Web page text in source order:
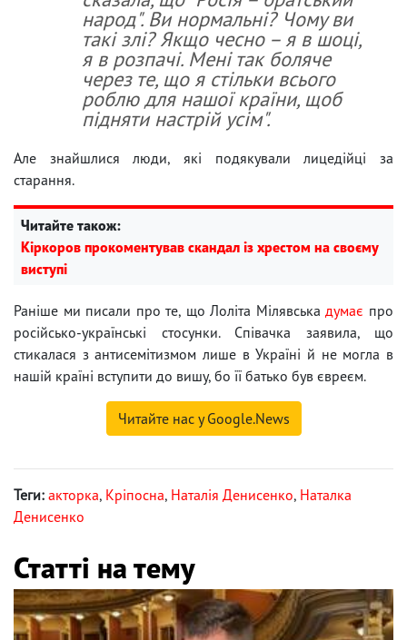
народ". Ви нормальні? Чому ви
такі злі? Якщо чесно – я в шоці,
я в розпачі. Мені так боляче
через те, що я стільки всього
роблю для нашої країни, щоб
підняти настрій усім".
Але знайшлися люди, які подякували лицедійці за
старання.
Читайте також:
Кіркоров прокоментував скандал із хрестом на своєму
виступі
Раніше ми писали про те, що Лоліта Мілявськадумає про
російсько-українські стосунки. Співачка заявила, що
стикалася з антисемітизмом лише в Україні й не могла в
нашій країні вступити до вишу, бо її батько був євреєм.
Читайте нас у Google.News
Теги: акторка, Кріпосна, Наталія Денисенко, Наталка
Денисенко
Статті на тему